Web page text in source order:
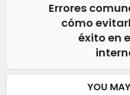
Errores
cómo
éxito en
YOU